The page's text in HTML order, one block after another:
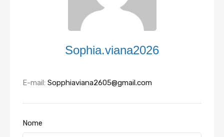
Sophia.viana2026
E-mail: Sopphiaviana2605@gmail.com
Nome